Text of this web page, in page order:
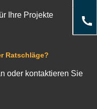
Ratschläge?
oder kontaktieren Sie
Ihre Projekte